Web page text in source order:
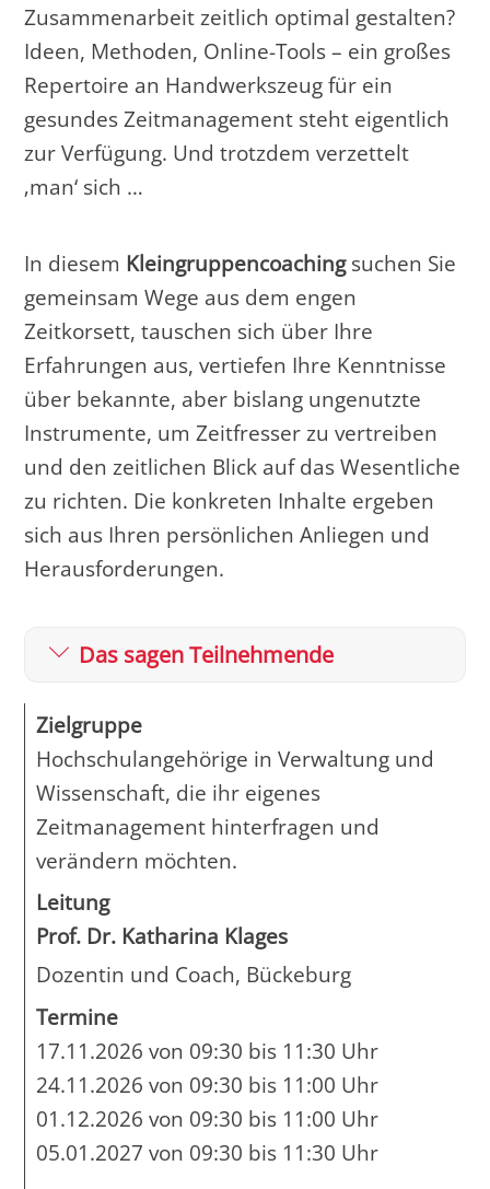
Zusammenarbeit zeitlich optimal gestalten?
Ideen, Methoden, Online-Tools – ein großes
Repertoire an Handwerkszeug für ein
gesundes Zeitmanagement steht eigentlich
zur Verfügung. Und trotzdem verzettelt
‚man‘ sich …
In diesem Kleingruppencoachingsuchen Sie
gemeinsam Wege aus dem engen
Zeitkorsett, tauschen sich über Ihre
Erfahrungen aus, vertiefen Ihre Kenntnisse
über bekannte, aber bislang ungenutzte
Instrumente, um Zeitfresser zu vertreiben
und den zeitlichen Blick auf das Wesentliche
zu richten. Die konkreten Inhalte ergeben
sich aus Ihren persönlichen Anliegen und
Herausforderungen.
Das sagen Teilnehmende
Zielgruppe
Hochschulangehörige in Verwaltung und
Wissenschaft, die ihr eigenes
Zeitmanagement hinterfragen und
verändern möchten.
Leitung
Prof. Dr. Katharina Klages
Dozentin und Coach, Bückeburg
Termine
17.11.2026 von 09:30 bis 11:30 Uhr
24.11.2026 von 09:30 bis 11:00 Uhr
01.12.2026 von 09:30 bis 11:00 Uhr
05.01.2027 von 09:30 bis 11:30 Uhr